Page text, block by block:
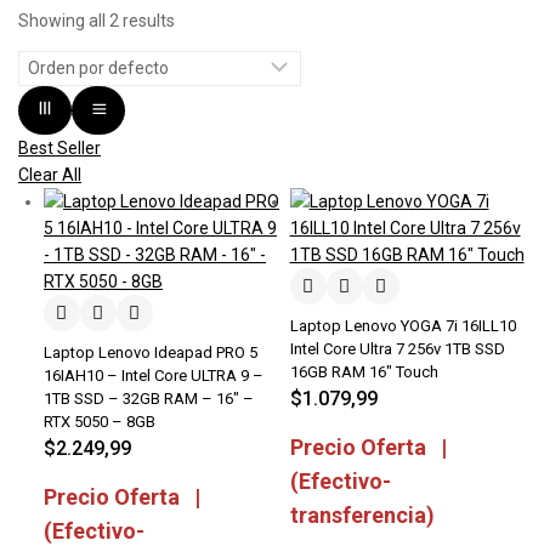
Showing all 2 results
Best Seller
Clear All
Laptop Lenovo Ideapad PRO 5
16IAH10 – Intel Core ULTRA 9 –
1TB SSD – 32GB RAM – 16″ –
RTX 5050 – 8GB
$2.249,99
Precio Oferta |
(Efectivo-
Laptop Lenovo YOGA 7i 16ILL10
Intel Core Ultra 7 256v 1TB SSD
16GB RAM 16″ Touch
$1.079,99
Precio Oferta |
(Efectivo-
transferencia)